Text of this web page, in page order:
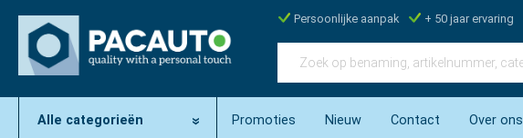
Persoonlijke aanpak + 50 jaar ervaring
Alle categorieën Promoties Nieuw Contact Over ons